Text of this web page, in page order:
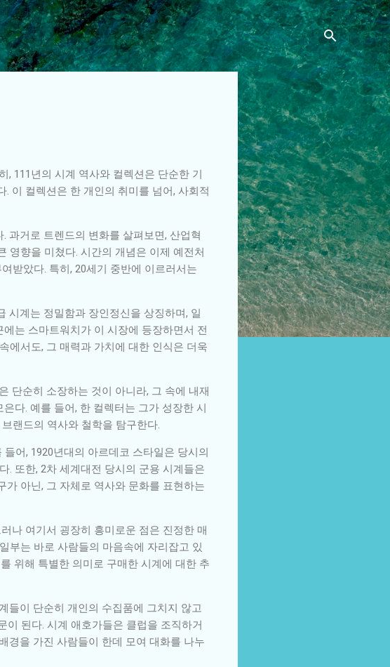
, 111년의 시계 역사와 컬렉션은 단순한 기
이 컬렉션은 한 개인의 취미를 넘어, 사회적
과거로 트렌드의 변화를 살펴보면, 산업혁
영향을 미쳤다. 시간의 개념은 이제 예전처
받았다. 특히, 20세기 중반에 이르러서는
시계는 정밀함과 장인정신을 상징하며, 일
는 스마트워치가 이 시장에 등장하면서 전
에서도, 그 매력과 가치에 대한 인식은 더욱
단순히 소장하는 것이 아니라, 그 속에 내재
다. 예를 들어, 한 컬렉터는 그가 성장한 시
랜드의 역사와 철학을 탐구한다.
어, 1920년대의 아르데코 스타일은 당시의
. 또한, 2차 세계대전 당시의 군용 시계들은
아닌, 그 자체로 역사와 문화를 표현하는
나 여기서 굉장히 흥미로운 점은 진정한 매
부는 바로 사람들의 마음속에 자리잡고 있
위해 특별한 의미로 구매한 시계에 대한 추
들이 단순히 개인의 수집품에 그치지 않고
이 된다. 시계 애호가들은 클럽을 조직하거
경을 가진 사람들이 한데 모여 대화를 나누